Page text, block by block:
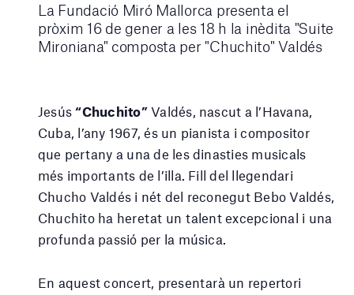
La Fundació Miró Mallorca presenta el
pròxim 16 de gener a les 18 h la inèdita "Suite
Mironiana" composta per "Chuchito" Valdés
Jesús“Chuchito”Valdés, nascut a l’Havana,
Cuba, l’any 1967, és un pianista i compositor
que pertany a una de les dinasties musicals
més importants de l’illa. Fill del llegendari
Chucho Valdés i nét del reconegut Bebo Valdés,
Chuchito ha heretat un talent excepcional i una
profunda passió per la música.
En aquest concert, presentarà un repertori